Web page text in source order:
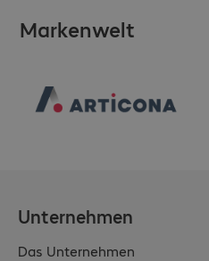
Markenwelt
Unternehmen
Das Unternehmen